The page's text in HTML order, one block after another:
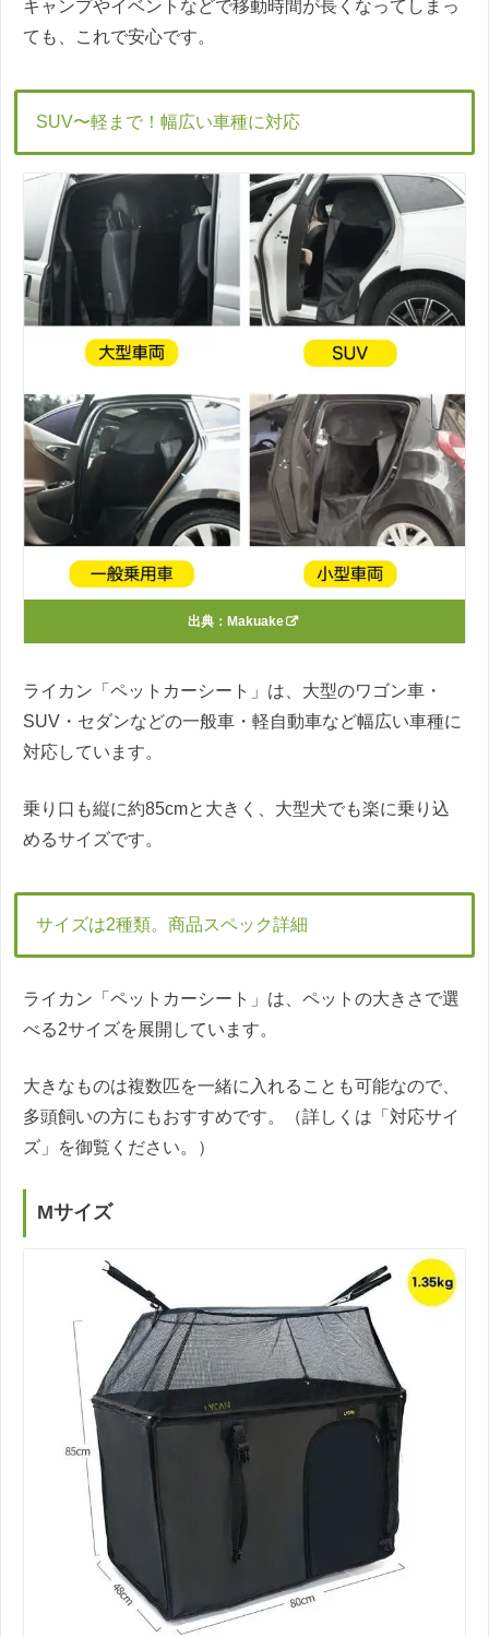
キャンプやイベントなどで移動時間が長くなってしまっ
ても、これで安心です。
SUV〜軽まで！幅広い車種に対応
出典： Makuake
ライカン「ペットカーシート」は、大型のワゴン車・
SUV・セダンなどの一般車・軽自動車など幅広い車種に
対応しています。
乗り口も縦に約85cmと大きく、大型犬でも楽に乗り込
めるサイズです。
サイズは2種類。商品スペック詳細
ライカン「ペットカーシート」は、ペットの大きさで選
べる2サイズを展開しています。
大きなものは複数匹を一緒に入れることも可能なので、
多頭飼いの方にもおすすめです。（詳しくは「対応サイ
ズ」を御覧ください。）
Mサイズ